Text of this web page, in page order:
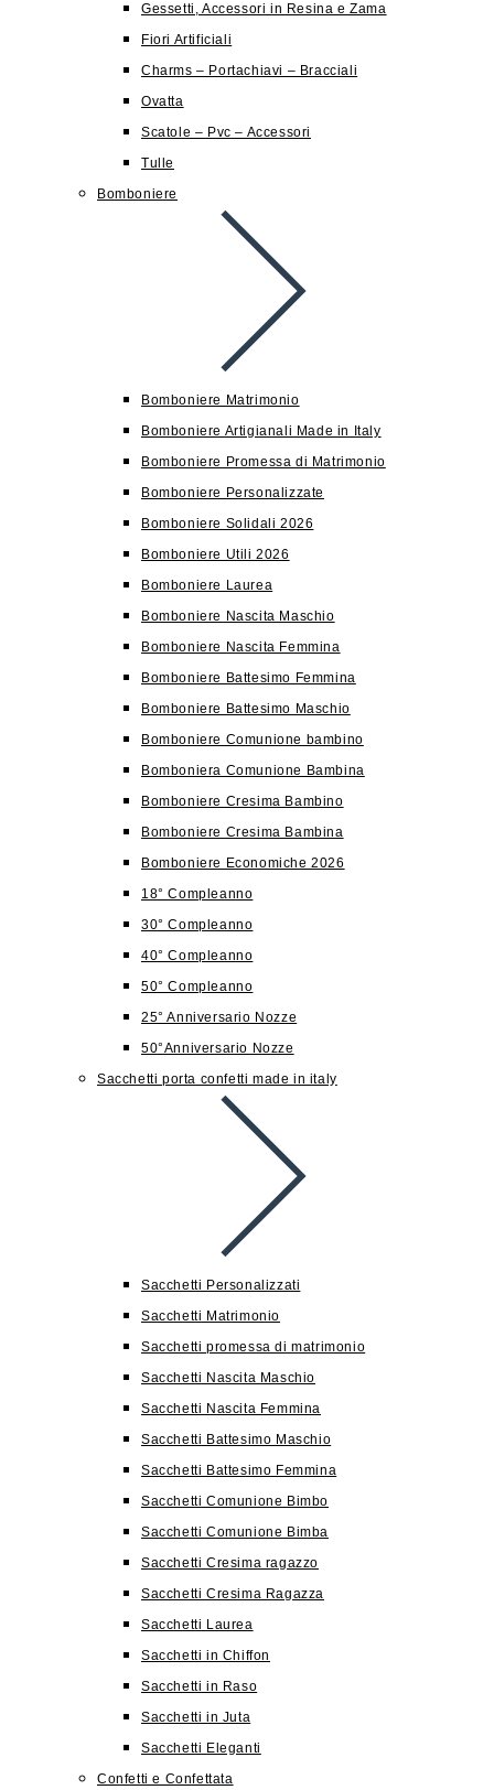
Gessetti, Accessori in Resina e Zama
Fiori Artificiali
Charms – Portachiavi – Bracciali
Ovatta
Scatole – Pvc – Accessori
Tulle
Bomboniere
Bomboniere Matrimonio
Bomboniere Artigianali Made in Italy
Bomboniere Promessa di Matrimonio
Bomboniere Personalizzate
Bomboniere Solidali 2026
Bomboniere Utili 2026
Bomboniere Laurea
Bomboniere Nascita Maschio
Bomboniere Nascita Femmina
Bomboniere Battesimo Femmina
Bomboniere Battesimo Maschio
Bomboniere Comunione bambino
Bomboniera Comunione Bambina
Bomboniere Cresima Bambino
Bomboniere Cresima Bambina
Bomboniere Economiche 2026
18° Compleanno
30° Compleanno
40° Compleanno
50° Compleanno
25° Anniversario Nozze
50°Anniversario Nozze
Sacchetti porta confetti made in italy
Sacchetti Personalizzati
Sacchetti Matrimonio
Sacchetti promessa di matrimonio
Sacchetti Nascita Maschio
Sacchetti Nascita Femmina
Sacchetti Battesimo Maschio
Sacchetti Battesimo Femmina
Sacchetti Comunione Bimbo
Sacchetti Comunione Bimba
Sacchetti Cresima ragazzo
Sacchetti Cresima Ragazza
Sacchetti Laurea
Sacchetti in Chiffon
Sacchetti in Raso
Sacchetti in Juta
Sacchetti Eleganti
Confetti e Confettata